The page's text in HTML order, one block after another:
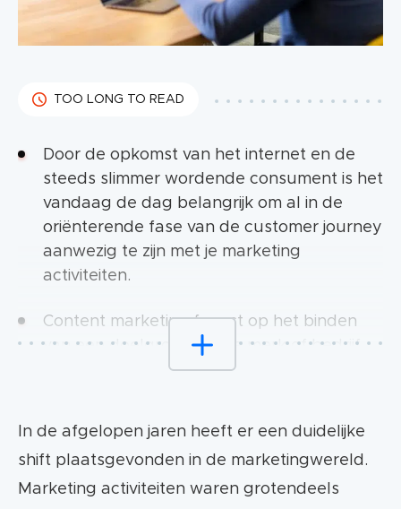
TOO LONG TO READ
Door de opkomst van het internet en de
steeds slimmer wordende consument is het
vandaag de dag belangrijk om al in de
oriënterende fase van de customer journey
aanwezig te zijn met je marketing
activiteiten.
Content marketing focust op het binden
van een doelgroep aan je merk of bedrijf
door relevante en waardevolle content
Inbound marketing focust zich vooral op
het begeleiden van je doelgroep door de
customer journey.
In de afgelopen jaren heeft er een duidelijke
shift plaatsgevonden in de marketingwereld.
Marketing activiteiten waren grotendeels